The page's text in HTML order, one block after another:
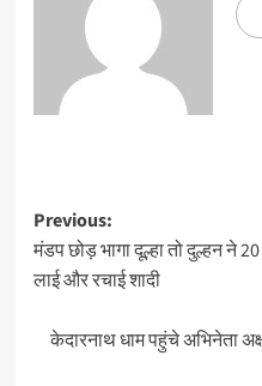
Previous:
मंडप छोड़ भागा दूल्हा तो दुल्हन ने
लाई और रचाई शादी
केदारनाथ धाम पहुंचे अभिनेता